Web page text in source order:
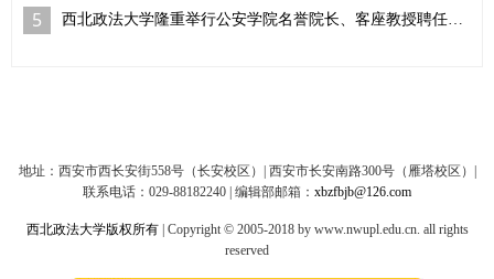
5
地址：西安市西长安街558号（长安校区）| 西安市长安南路300号（雁塔校区）|
联系电话：029-88182240 | 编辑部邮箱： xbzfbjb@126.com
西北政法大学版权所有| Copyright © 2005-2018 by www.nwupl.edu.cn. all rights
reserved